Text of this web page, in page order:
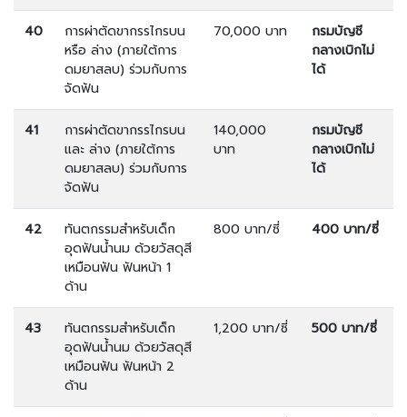
40
การผ่าตัดขากรรไกรบน
หรือ ล่าง (ภายใต้การ
ดมยาสลบ) ร่วมกับการ
จัดฟัน
70,000 บาท
กรมบัญชี
กลางเบิกไม่
ได้
41
การผ่าตัดขากรรไกรบน
และ ล่าง (ภายใต้การ
ดมยาสลบ) ร่วมกับการ
จัดฟัน
140,000
บาท
กรมบัญชี
กลางเบิกไม่
ได้
42
ทันตกรรมสำหรับเด็ก
อุดฟันน้ำนม ด้วยวัสดุสี
เหมือนฟัน ฟันหน้า 1
ด้าน
800 บาท/ซี่ 400 บาท/ซี่
43
ทันตกรรมสำหรับเด็ก
อุดฟันน้ำนม ด้วยวัสดุสี
เหมือนฟัน ฟันหน้า 2
ด้าน
1,200 บาท/ซี่ 500 บาท/ซี่